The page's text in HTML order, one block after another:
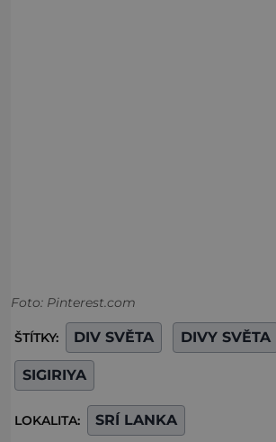
Foto: Pinterest.com
ŠTÍTKY: DIV SVĚTA DIVY SVĚTA
SIGIRIYA
LOKALITA: SRÍ LANKA